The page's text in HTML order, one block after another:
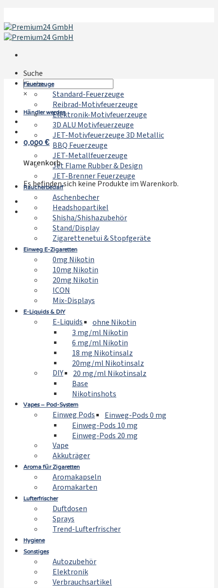
Inhalt
springen
Suche
×
Händler werden
0,000€
Warenkorb
Es befinden sich keine Produkte im Warenkorb.
Feuerzeuge
Standard-Feuerzeuge
Reibrad-Motivfeuerzeuge
Elektronik-Motivfeuerzeuge
3D ALU Motivfeuerzeuge
JET-Motivfeuerzeuge 3D Metallic
BBQ Feuerzeuge
JET-Metallfeuerzeuge
Jet Flame Rubber & Design
JET-Brenner Feuerzeuge
Raucherbedarf
Aschenbecher
Headshopartikel
Shisha/Shishazubehör
Stand/Display
Zigarettenetui & Stopfgeräte
Einweg E-Zigaretten
0mg Nikotin
10mg Nikotin
20mg Nikotin
ICON
Mix-Displays
E-Liquids & DIY
E-Liquids
ohne Nikotin
3 mg/ml Nikotin
6 mg/ml Nikotin
18 mg Nikotinsalz
20mg/ml Nikotinsalz
DIY
20 mg/ml Nikotinsalz
Base
Nikotinshots
Vapes – Pod-System
Einweg Pods
Einweg-Pods 0 mg
Einweg-Pods 10 mg
Einweg-Pods 20 mg
Vape
Akkuträger
Aroma für Zigaretten
Aromakapseln
Aromakarten
Lufterfrischer
Duftdosen
Sprays
Trend-Lufterfrischer
Hygiene
Sonstiges
Autozubehör
Elektronik
Verbrauchsartikel